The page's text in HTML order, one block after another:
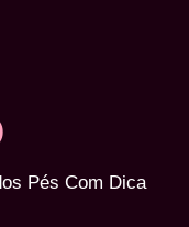
Pés Com Dica